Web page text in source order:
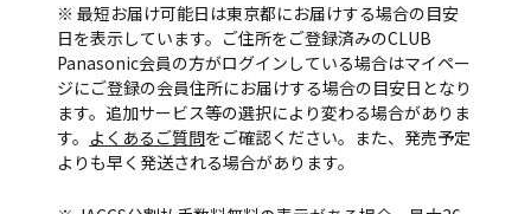
※ 最短お届け可能日は東京都にお届けする場合の目安
日を表示しています。ご住所をご登録済みのCLUB
Panasonic会員の方がログインしている場合はマイペー
ジにご登録の会員住所にお届けする場合の目安日となり
ます。追加サービス等の選択により変わる場合がありま
す。 よくあるご質問をご確認ください。また、発売予定
よりも早く発送される場合があります。